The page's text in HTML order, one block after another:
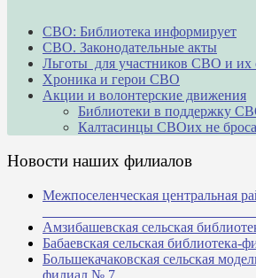
СВО: Библиотека информирует
СВО. Законодательные акты
Льготы для участников СВО и их
Хроника и герои СВО
Акции и волонтерские движения
Библиотеки в поддержку
Калтасинцы СВОих не
Новости наших филиалов
Межпоселенческая центральная
Амзибашевская сельская
Бабаевская сельская библиотека-
Большекачаковская сельская